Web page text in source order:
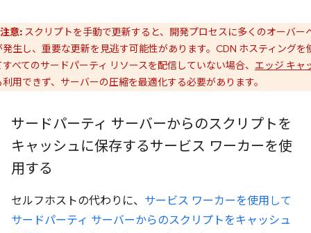
注意: スクリプトを手動で更新すると、開発プロセスに多くのオーバー
発生し、重要な更新を見逃す可能性があります。CDN ホスティングを
べてのサードパーティ リソースを配信していない場合、 エッジ キャ
利用できず、サーバーの圧縮を最適化する必要があります。
サードパーティ サーバーからのスクリプトを
キャッシュに保存するサービス ワーカーを使
用する
セルフホストの代わりに、 サービス ワーカーを使用して
サードパーティ サーバーからのスクリプトをキャッシュ